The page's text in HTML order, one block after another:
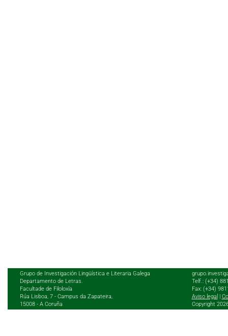
Grupo de Investigación Lingüística e Literaria Galega
Departamento de Letras.
Facultade de Filoloxía
Rúa Lisboa, 7 - Campus da Zapateira,
15008 - A Coruña
Telf.: (+34)
Fax: (+34)
Aviso legal
Copyright